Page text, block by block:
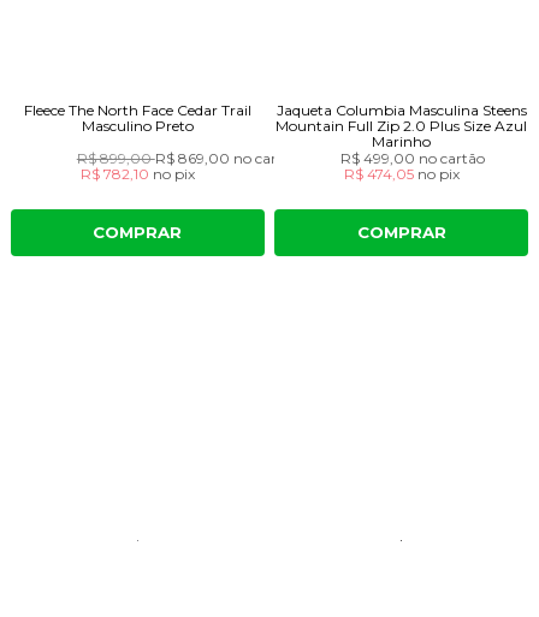
Fleece The North Face Cedar Trail
Masculino Preto
R$ 899,00R$ 869,00 no cartão
R$ 782,10 no pix
COMPRAR
Jaqueta Columbia Masculina Steens
Mountain Full Zip 2.0 Plus Size Azul
Marinho
R$ 499,00 no cartão
R$ 474,05 no pix
COMPRAR